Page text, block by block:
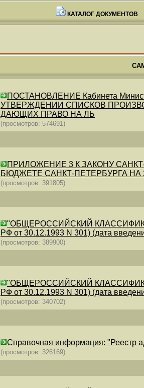
КАТАЛОГ ДОКУМЕНТОВ
ПОСТАНОВЛЕНИЕ Кабинета
УТВЕРЖДЕНИИ СПИСКОВ
ДАЮЩИХ ПРАВО НА ЛЬ
(просмотров: 574691)
ПРИЛОЖЕНИЕ 3 К ЗАКОНУ САНКТ-
БЮДЖЕТЕ САНКТ-ПЕТЕРБУРГА НА
(просмотров: 391805)
"ОБЩЕРОССИЙСКИЙ
РФ от 30.12.1993 N 301) (дата
(просмотров: 389900)
"ОБЩЕРОССИЙСКИЙ
РФ от 30.12.1993 N 301) (дата
(просмотров: 340702)
Справочная информация: "Реестр
(просмотров: 326169)